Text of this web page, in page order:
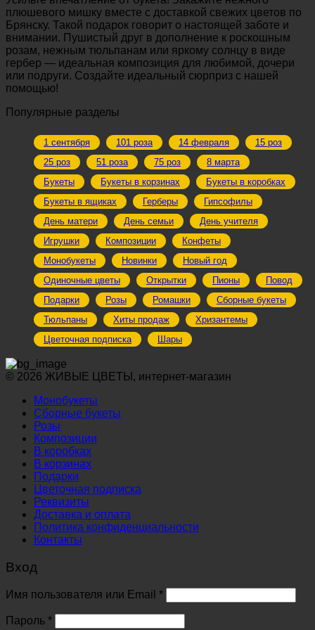
плюшевого мишку вместе с доставкой свежих цветов по
Брянску. Такой подарок говорит о настоящей заботе и
внимании. Пушистый друг в дополнение к роскошным
розам, нежным тюльпанам или яркому солнцу в виде
гербер — идеальная композиция для любимой, дочери
или подруги. Создайте идеальный сюрприз с нашей
помощью!
Популярные разделы
1 сентября 101 роза 14 февраля
15 роз
25 роз
51 роза 75 роз
8 марта
Букеты
Букеты в корзинах
Букеты в коробках
Букеты в ящиках
Герберы
Гипсофилы
День матери
День семьи
День учителя
Игрушки
Композиции
Конфеты
Монобукеты
Новинки
Новый год
Одиночные цветы
Открытки Пионы
Повод
Подарки
Розы Ромашки
Сборные букеты
Тюльпаны
Хиты продаж
Хризантемы
Цветочная подписка
Шары
© 2026 ЖИВЫЕ ЦВЕТЫ, интернет-магазин
Монобукеты
Сборные букеты
Розы
Композиции
В коробках
В корзинах
Подарки
Цветочная подписка
Реквизиты
Доставка и оплата
Политика конфиденциальности
Контакты
Вход
Имя пользователя или Email *Обязательно
Пароль *Обязательно